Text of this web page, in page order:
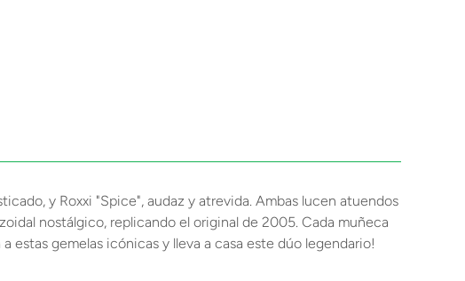
y Roxxi "Spice", audaz y atrevida. Ambas lucen atuendos
nostálgico, replicando el original de 2005. Cada muñeca
gemelas icónicas y lleva a casa este dúo legendario!